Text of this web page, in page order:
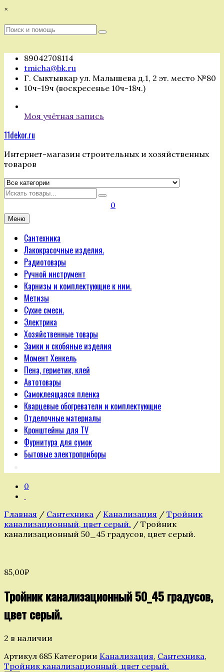
Перейти
содержимому
×
Поиск
Поиск
89042708114
tmicha@bk.ru
Г. Сыктывкар ул. Малышева д.1, 2 эт. место №80
10ч-19ч (воскресенье 10ч-18ч.)
Моя учётная запись
11dekor.ru
Интернет-магазин строительных и хозяйственных
товаров
Искать
0
Меню
Сантехника
Лакокрасочные изделия.
Радиотовары
Ручной инструмент
Карнизы и комплектующие к ним.
Метизы
Сухие смеси.
Электрика
Хозяйственные товары
Замки и скобяные изделия
Момент Хенкель
Пена, герметик, клей
Автотовары
Самоклеящаяся пленка
Кварцевые обогреватели и комплектующие
Отделочные материалы
Кронштейны для TV
Фурнитура для сумок
Бытовые электроприборы
0
Главная / Сантехника / Канализация / Тройник
канализационный, цвет серый. / Тройник
канализационный 50_45 градусов, цвет серый.
85,00₽
Тройник канализационный 50_45 градусов,
цвет серый.
2 в наличии
Артикул 685 Категории Канализация, Сантехника,
Тройник канализационный, цвет серый.